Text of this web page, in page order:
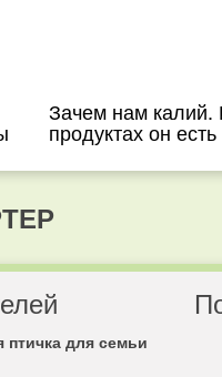
Зачем нам калий.
продуктах он есть
птичка для семьи